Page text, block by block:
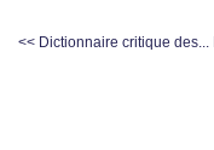
<< Dictionnaire critique des...